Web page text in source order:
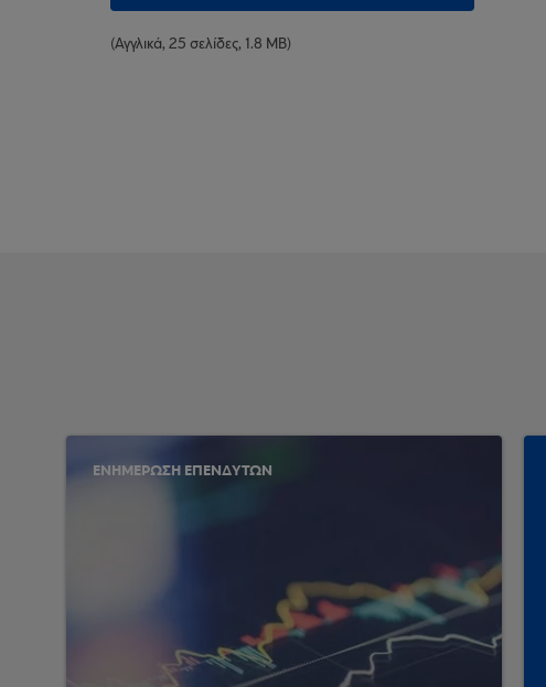
(Αγγλικά, 25 σελίδες, 1.8 MB)
ΕΝΗΜΕΡΩΣΗ ΕΠΕΝΔΥΤΩΝ